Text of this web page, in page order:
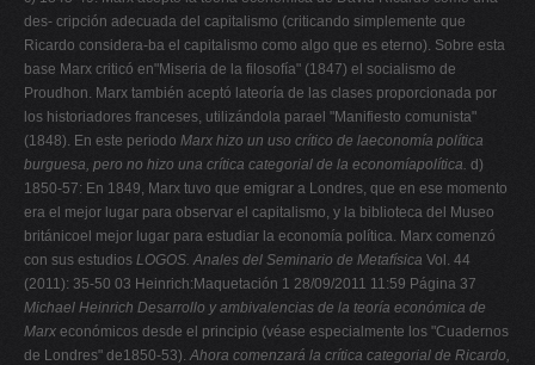
des- cripción adecuada del capitalismo (criticando simplemente que
Ricardo considera-ba el capitalismo como algo que es eterno). Sobre esta
base Marx criticó en"Miseria de la filosofía" (1847) el socialismo de
Proudhon. Marx también aceptó lateoría de las clases proporcionada por
los historiadores franceses, utilizándola parael "Manifiesto comunista"
(1848). En este periodo Marx hizo un uso crítico de laeconomía política
burguesa, pero no hizo una crítica categorial de la economíapolítica. d)
1850-57: En 1849, Marx tuvo que emigrar a Londres, que en ese momento
era el mejor lugar para observar el capitalismo, y la biblioteca del Museo
británicoel mejor lugar para estudiar la economía política. Marx comenzó
con sus estudios LOGOS. Anales del Seminario de Metafísica Vol. 44
(2011): 35-50 03 Heinrich:Maquetación 1 28/09/2011 11:59 Página 37
Michael Heinrich Desarrollo y ambivalencias de la teoría económica de
Marx económicos desde el principio (véase especialmente los "Cuadernos
de Londres" de1850-53).Ahora comenzará la crítica categorial de Ricardo,